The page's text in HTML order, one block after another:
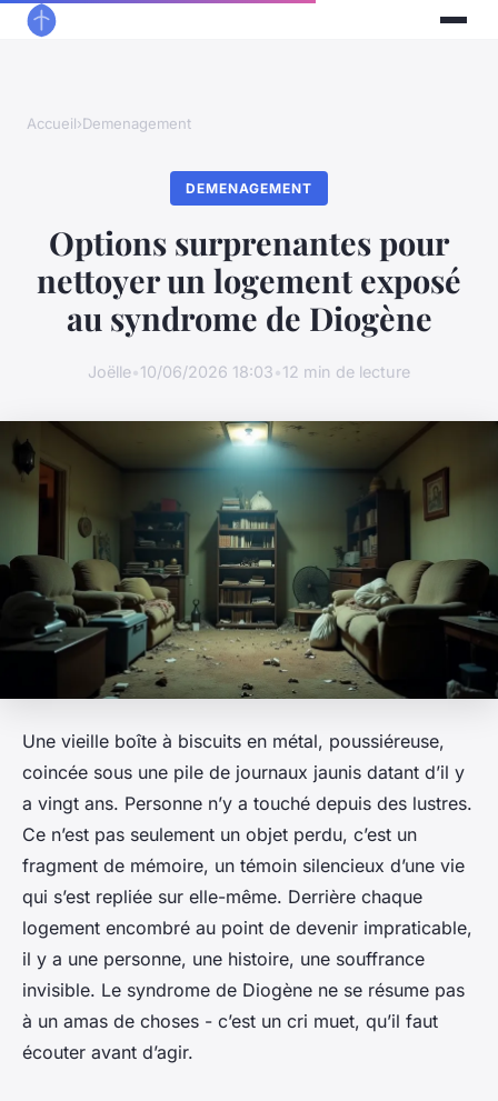
Accueil›Demenagement
DEMENAGEMENT
Options surprenantes pour
nettoyer un logement exposé
au syndrome de Diogène
Joëlle•10/06/2026 18:03•12 min de lecture
Une vieille boîte à biscuits en métal, poussiéreuse,
coincée sous une pile de journaux jaunis datant d’il y
a vingt ans. Personne n’y a touché depuis des lustres.
Ce n’est pas seulement un objet perdu, c’est un
fragment de mémoire, un témoin silencieux d’une vie
qui s’est repliée sur elle-même. Derrière chaque
logement encombré au point de devenir impraticable,
il y a une personne, une histoire, une souffrance
invisible. Le syndrome de Diogène ne se résume pas
à un amas de choses - c’est un cri muet, qu’il faut
écouter avant d’agir.